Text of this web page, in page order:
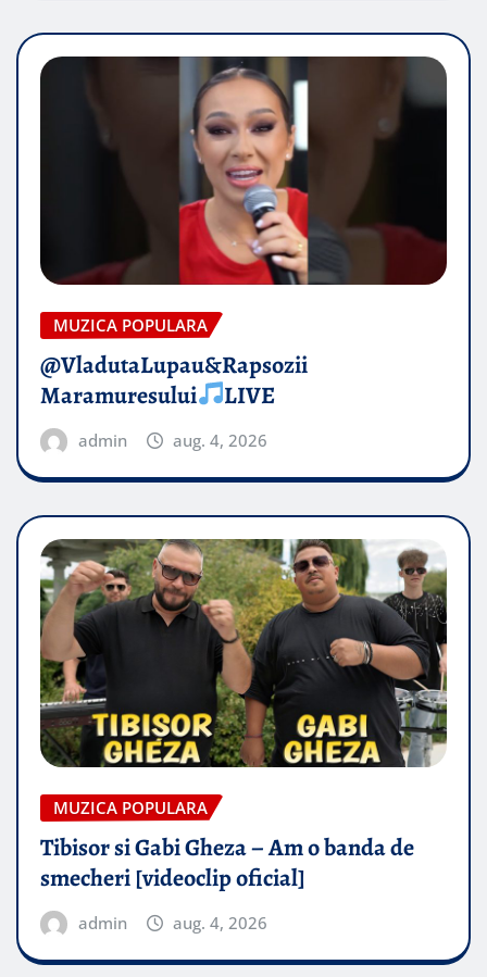
MUZICA POPULARA
@VladutaLupau&Rapsozii
Maramuresului
LIVE
admin aug. 4, 2026
MUZICA POPULARA
Tibisor si Gabi Gheza – Am o banda de
smecheri [videoclip oficial]
admin aug. 4, 2026